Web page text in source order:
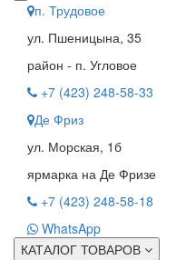
п. Трудовое
ул. Пшеницына, 35
район - п. Угловое
+7 (423) 248-58-33
Де Фриз
ул. Морская, 1б
ярмарка на Де Фризе
+7 (423) 248-58-18
WhatsApp
КАТАЛОГ ТОВАРОВ